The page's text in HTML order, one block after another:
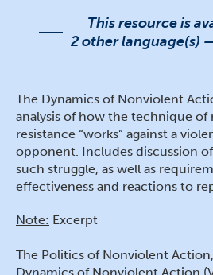
This resource is
2 other language(s)
The Dynamics of Nonviolent
analysis of how the technique
resistance “works” against a
opponent. Includes discussion
such struggle, as well as
effectiveness and reactions to
Note: Excerpt
The Politics of Nonviolent